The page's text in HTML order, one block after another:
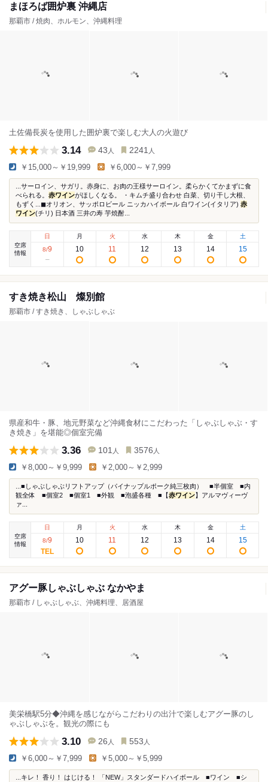
まほろば囲炉裏 沖縄店
那覇市 / 焼肉、ホルモン、沖縄料理
土佐備長炭を使用した囲炉裏で楽しむ大人の火遊び
3.14 43 人 2241 人
￥15,000～￥19,999 ￥6,000～￥7,999
...サーロイン、サガリ。赤身に、お肉の王様サーロイン。柔らかくてかまずに食
べられる。 赤ワインがほしくなる。 ・キムチ盛り合わせ 白菜、切り干し大根、
もずく...◼︎オリオン、サッポロビール ニッカハイボール 白ワイン(イタリア) 赤
ワイン(チリ) 日本酒 三井の寿 芋焼酎...
空席
情報
日
8/9
月
10
火
11
水
12
木
13
金
14
土
15
すき焼き松山 燦別館
那覇市 / すき焼き、しゃぶしゃぶ
県産和牛・豚、地元野菜など沖縄食材にこだわった「しゃぶしゃぶ・す
き焼き」を堪能◎個室完備
3.36 101 人 3576 人
￥8,000～￥9,999 ￥2,000～￥2,999
...■しゃぶしゃぶリフトアップ（パイナップルポーク純三枚肉） ■半個室 ■内
観全体 ■個室2 ■個室1 ■外観 ■泡盛各種 ■【赤ワイン】アルマヴィーヴ
ァ...
空席
情報
日
8/9
月
10
火
11
水
12
木
13
金
14
土
15
アグー豚しゃぶしゃぶ なかやま
那覇市 / しゃぶしゃぶ、沖縄料理、居酒屋
美栄橋駅5分◆沖縄を感じながらこだわりの出汁で楽しむアグー豚のし
ゃぶしゃぶを。観光の際にも
3.10 26 人 553 人
￥6,000～￥7,999 ￥5,000～￥5,999
...キレ！ 香り！ はじける！ 「NEW」スタンダードハイボール ■ワイン ■シ